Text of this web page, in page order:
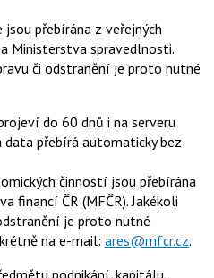
přebírána z veřejných
Ministerstva spravedlnosti.
či odstranění je proto nutné
do 60 dnů i na serveru
přebírá automaticky bez
činností jsou přebírána
financí ČR (MFČR). Jakékoli
je proto nutné
na e-mail: ares@mfcr.cz.
podnikání, kapitálu,